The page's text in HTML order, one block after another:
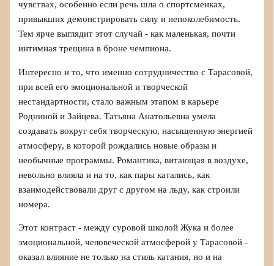
чувствах, особенно если речь шла о спортсменках,
привыкших демонстрировать силу и непоколебимость.
Тем ярче выглядит этот случай - как маленькая, почти
интимная трещина в броне чемпиона.
Интересно и то, что именно сотрудничество с Тарасовой,
при всей его эмоциональной и творческой
нестандартности, стало важным этапом в карьере
Родниной и Зайцева. Татьяна Анатольевна умела
создавать вокруг себя творческую, насыщенную энергией
атмосферу, в которой рождались новые образы и
необычные программы. Романтика, витающая в воздухе,
невольно влияла и на то, как пары катались, как
взаимодействовали друг с другом на льду, как строили
номера.
Этот контраст - между суровой школой Жука и более
эмоциональной, человеческой атмосферой у Тарасовой -
оказал влияние не только на стиль катания, но и на